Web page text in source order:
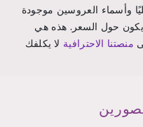
وأسماء العروسين موجودة
يكون حول السعر. هذه هي
منصتنا الاحترافية لا يكلفك